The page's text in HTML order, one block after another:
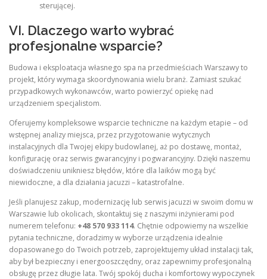
sterującej.
VI. Dlaczego warto wybrać
profesjonalne wsparcie?
Budowa i eksploatacja własnego spa na przedmieściach Warszawy to
projekt, który wymaga skoordynowania wielu branż. Zamiast szukać
przypadkowych wykonawców, warto powierzyć opiekę nad
urządzeniem specjalistom.
Oferujemy kompleksowe wsparcie techniczne na każdym etapie – od
wstępnej analizy miejsca, przez przygotowanie wytycznych
instalacyjnych dla Twojej ekipy budowlanej, aż po dostawę, montaż,
konfigurację oraz serwis gwarancyjny i pogwarancyjny. Dzięki naszemu
doświadczeniu unikniesz błędów, które dla laików mogą być
niewidoczne, a dla działania jacuzzi – katastrofalne.
Jeśli planujesz zakup, modernizację lub serwis jacuzzi w swoim domu w
Warszawie lub okolicach, skontaktuj się z naszymi inżynierami pod
numerem telefonu: +48 570 933 114. Chętnie odpowiemy na wszelkie
pytania techniczne, doradzimy w wyborze urządzenia idealnie
dopasowanego do Twoich potrzeb, zaprojektujemy układ instalacji tak,
aby był bezpieczny i energooszczędny, oraz zapewnimy profesjonalną
obsługę przez długie lata. Twój spokój ducha i komfortowy wypoczynek